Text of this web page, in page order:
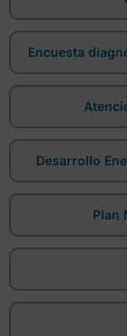
Encuesta
Desarrollo
Plan